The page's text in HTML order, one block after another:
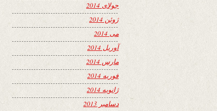
جولای 2014
ژوئن 2014
می 2014
آوریل 2014
مارس 2014
فوریه 2014
ژانویه 2014
دسامبر 2013